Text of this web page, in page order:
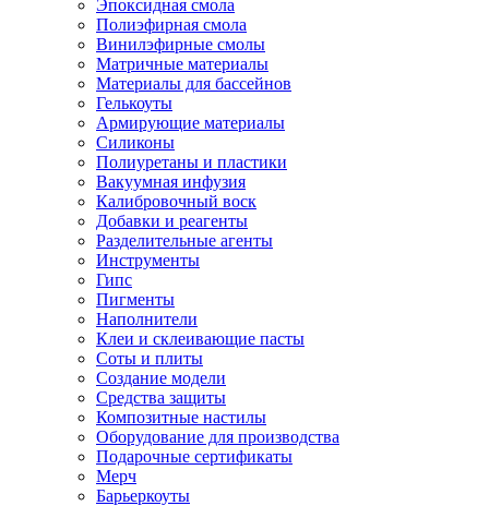
Эпоксидная смола
Полиэфирная смола
Винилэфирные смолы
Матричные материалы
Материалы для бассейнов
Гелькоуты
Армирующие материалы
Силиконы
Полиуретаны и пластики
Вакуумная инфузия
Калибровочный воск
Добавки и реагенты
Разделительные агенты
Инструменты
Гипс
Пигменты
Наполнители
Клеи и склеивающие пасты
Соты и плиты
Создание модели
Средства защиты
Композитные настилы
Оборудование для производства
Подарочные сертификаты
Мерч
Барьеркоуты